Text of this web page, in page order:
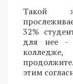
Такой
32%
для нее -
этим